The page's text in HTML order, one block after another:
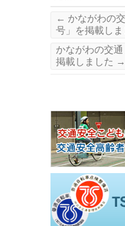
← かながわの
号」を掲載しま
かながわの交
掲載しました →